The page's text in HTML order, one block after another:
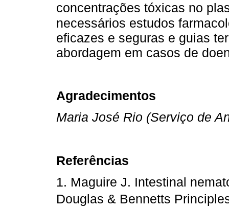
concentrações tóxicas no
necessários estudos
eficazes e seguras e guias
abordagem em casos de
Agradecimentos
Maria José Rio (Serviço de
Referências
1. Maguire J. Intestinal
Douglas & Bennetts